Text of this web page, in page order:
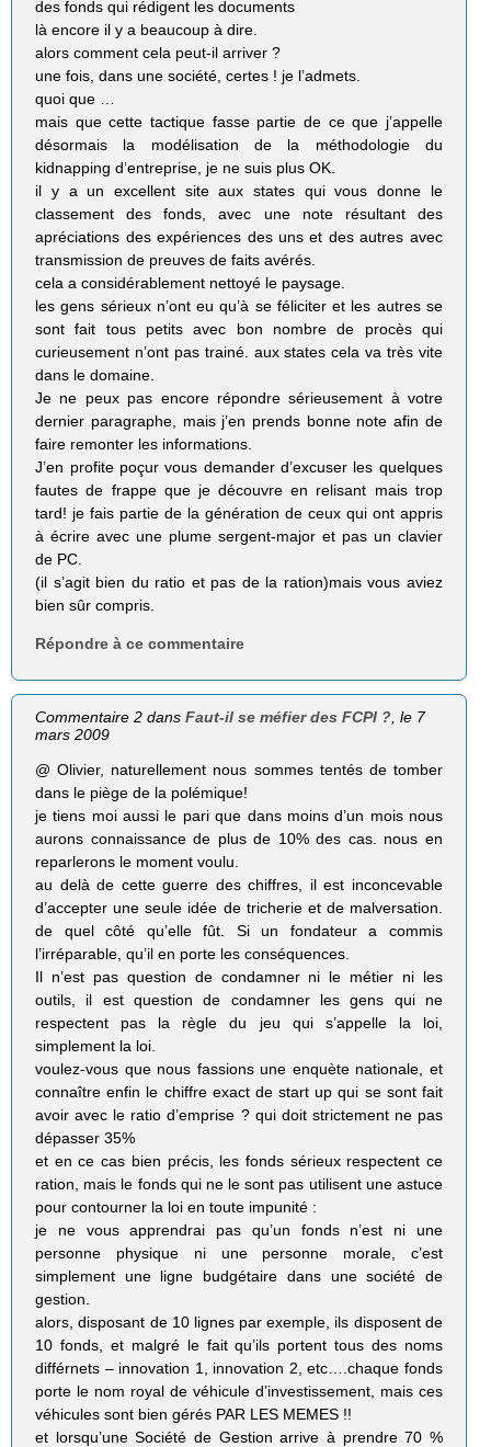
des fonds qui rédigent les documents
là encore il y a beaucoup à dire.
alors comment cela peut-il arriver ?
une fois, dans une société, certes ! je l’admets.
quoi que …
mais que cette tactique fasse partie de ce que j’appelle
désormais la modélisation de la méthodologie du
kidnapping d’entreprise, je ne suis plus OK.
il y a un excellent site aux states qui vous donne le
classement des fonds, avec une note résultant des
apréciations des expériences des uns et des autres avec
transmission de preuves de faits avérés.
cela a considérablement nettoyé le paysage.
les gens sérieux n’ont eu qu’à se féliciter et les autres se
sont fait tous petits avec bon nombre de procès qui
curieusement n’ont pas trainé. aux states cela va très vite
dans le domaine.
Je ne peux pas encore répondre sérieusement à votre
dernier paragraphe, mais j’en prends bonne note afin de
faire remonter les informations.
J’en profite poçur vous demander d’excuser les quelques
fautes de frappe que je découvre en relisant mais trop
tard! je fais partie de la génération de ceux qui ont appris
à écrire avec une plume sergent-major et pas un clavier
de PC.
(il s’agit bien du ratio et pas de la ration)mais vous aviez
bien sûr compris.
Répondre à ce commentaire
Commentaire 2 dansFaut-il se méfier des FCPI ? , le 7
mars 2009
@ Olivier, naturellement nous sommes tentés de tomber
dans le piège de la polémique!
je tiens moi aussi le pari que dans moins d’un mois nous
aurons connaissance de plus de 10% des cas. nous en
reparlerons le moment voulu.
au delà de cette guerre des chiffres, il est inconcevable
d’accepter une seule idée de tricherie et de malversation.
de quel côté qu’elle fût. Si un fondateur a commis
l’irréparable, qu’il en porte les conséquences.
Il n’est pas question de condamner ni le métier ni les
outils, il est question de condamner les gens qui ne
respectent pas la règle du jeu qui s’appelle la loi,
simplement la loi.
voulez-vous que nous fassions une enquète nationale, et
connaître enfin le chiffre exact de start up qui se sont fait
avoir avec le ratio d’emprise ? qui doit strictement ne pas
dépasser 35%
et en ce cas bien précis, les fonds sérieux respectent ce
ration, mais le fonds qui ne le sont pas utilisent une astuce
pour contourner la loi en toute impunité :
je ne vous apprendrai pas qu’un fonds n’est ni une
personne physique ni une personne morale, c’est
simplement une ligne budgétaire dans une société de
gestion.
alors, disposant de 10 lignes par exemple, ils disposent de
10 fonds, et malgré le fait qu’ils portent tous des noms
différnets – innovation 1, innovation 2, etc….chaque fonds
porte le nom royal de véhicule d’investissement, mais ces
véhicules sont bien gérés PAR LES MEMES !!
et lorsqu’une Société de Gestion arrive à prendre 70 %